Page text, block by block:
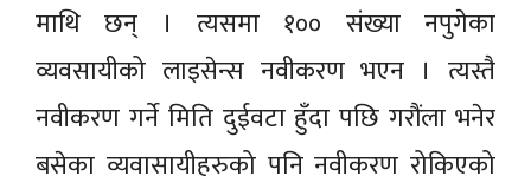
माथि छन् । त्यसमा १०० संख्या नपुगेका
व्यवसायीको लाइसेन्स नवीकरण भएन । त्यस्तै
नवीकरण गर्ने मिति दुईवटा हुँदा पछि गरौंला भनेर
बसेका व्यवासायीहरुको पनि नवीकरण रोकिएको